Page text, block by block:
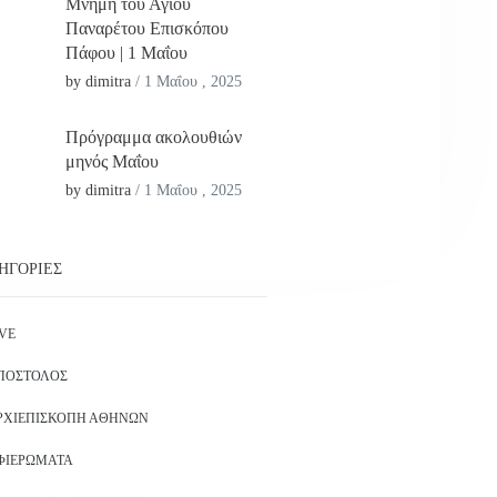
Μνήμη του Αγίου
Παναρέτου Επισκόπου
Πάφου | 1 Μαΐου
by dimitra / 1 Μαΐου , 2025
Πρόγραμμα ακολουθιών
μηνός Μαΐου
by dimitra / 1 Μαΐου , 2025
ΑΘΗΝΏΝ